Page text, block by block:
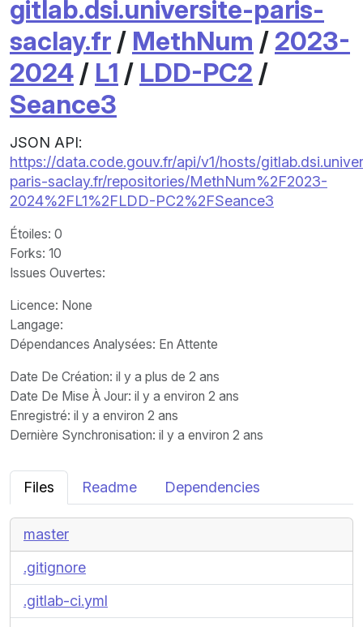
gitlab.dsi.universite-paris-
saclay.fr / MethNum / 2023-
2024 / L1 / LDD-PC2 /
Seance3
JSON API:
https://data.code.gouv.fr/api/v1/hosts/
paris-saclay.fr/repositories/MethNum%2F2023-
2024%2FL1%2FLDD-PC2%2FSeance3
Étoiles: 0
Forks: 10
Issues Ouvertes:
Licence: None
Langage:
Dépendances Analysées: En Attente
Date De Création: il y a plus de 2 ans
Date De Mise À Jour: il y a environ 2 ans
Enregistré: il y a environ 2 ans
Dernière Synchronisation: il y a environ 2 ans
Files Readme Dependencies
master
.gitignore
.gitlab-ci.yml